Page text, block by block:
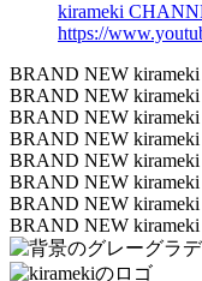
kirameki
https://
BRAND NEW
BRAND NEW
BRAND NEW
BRAND NEW
BRAND NEW
BRAND NEW
BRAND NEW
BRAND NEW